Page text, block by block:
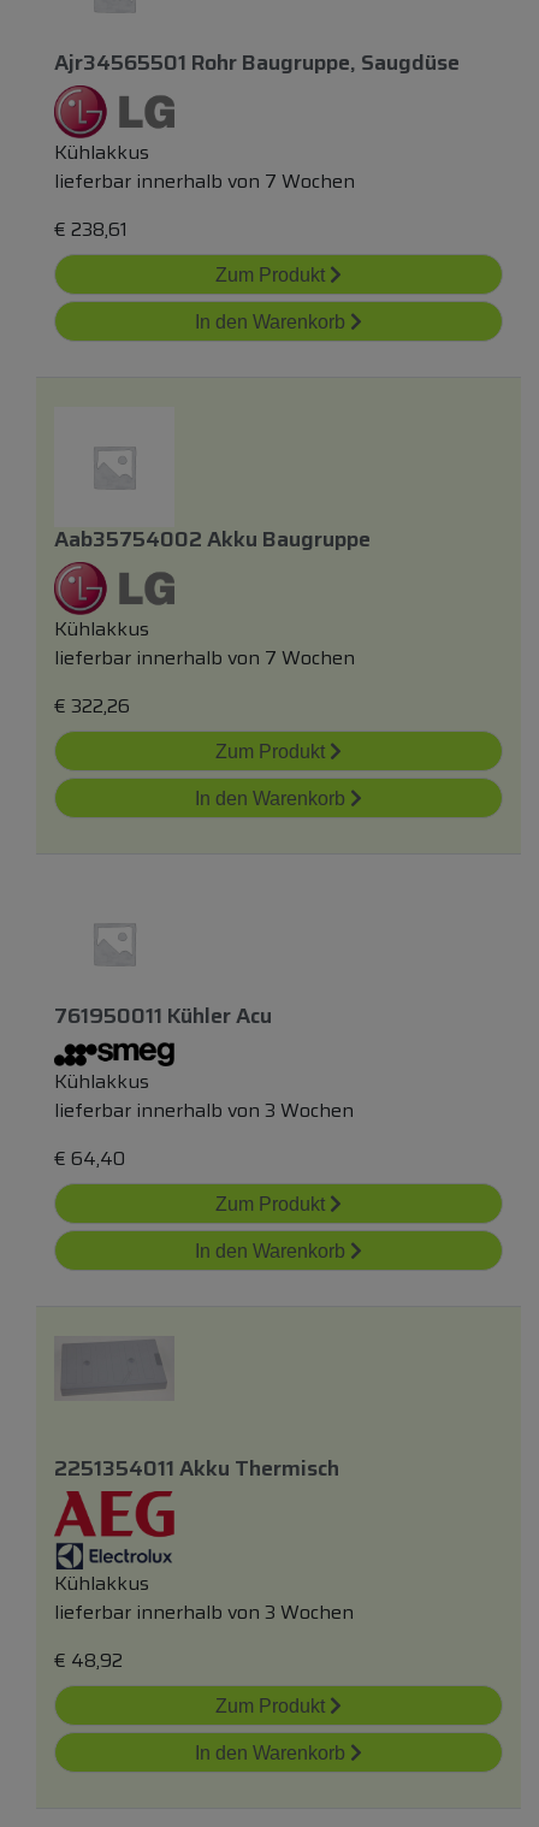
Ajr34565501 Rohr Baugruppe, Saugdüse
Kühlakkus
lieferbar innerhalb von 7 Wochen
€ 238,61
Zum Produkt
In den Warenkorb
Aab35754002 Akku Baugruppe
Kühlakkus
lieferbar innerhalb von 7 Wochen
€ 322,26
Zum Produkt
In den Warenkorb
761950011 Kühler Acu
Kühlakkus
lieferbar innerhalb von 3 Wochen
€ 64,40
Zum Produkt
In den Warenkorb
2251354011 Akku Thermisch
Kühlakkus
lieferbar innerhalb von 3 Wochen
€ 48,92
Zum Produkt
In den Warenkorb